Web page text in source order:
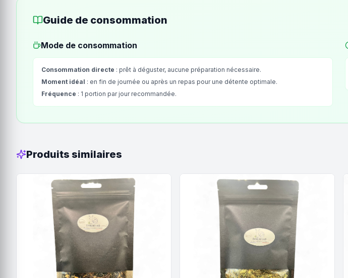
Guide de consommation
Mode de consommation
Consommation directe : prêt à déguster, aucune préparation nécessaire.
Moment idéal : en fin de journée ou après un repas pour une détente optimale.
Fréquence : 1 portion par jour recommandée.
Produits similaires